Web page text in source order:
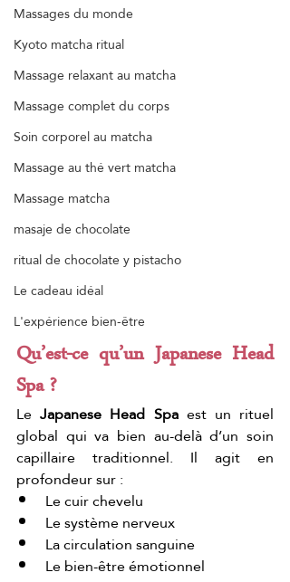
Massages du monde
Kyoto matcha ritual
Massage relaxant au matcha
Massage complet du corps
Soin corporel au matcha
Massage au thé vert matcha
Massage matcha
masaje de chocolate
ritual de chocolate y pistacho
Le cadeau idéal
L'expérience bien-être
Qu’est-ce qu’un Japanese Head
Spa ?
Le Japanese Head Spa est un rituel
global qui va bien au-delà d’un soin
capillaire traditionnel. Il agit en
profondeur sur :
Le cuir chevelu
Le système nerveux
La circulation sanguine
Le bien-être émotionnel